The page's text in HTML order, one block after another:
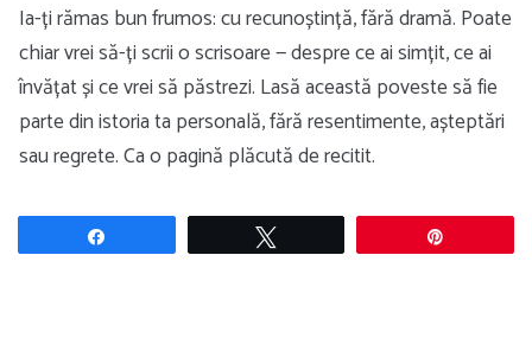
Ia-ți rămas bun frumos: cu recunoștință, fără dramă. Poate
chiar vrei să-ți scrii o scrisoare — despre ce ai simțit, ce ai
învățat și ce vrei să păstrezi. Lasă această poveste să fie
parte din istoria ta personală, fără resentimente, așteptări
sau regrete. Ca o pagină plăcută de recitit.